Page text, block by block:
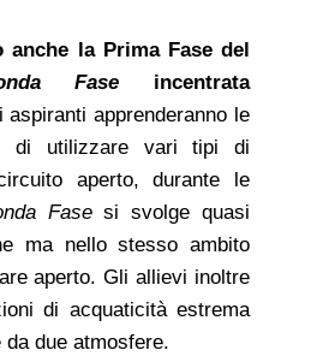
la Prima Fase del
Fase incentrata
apprenderanno le
di utilizzare vari tipi di
aperto, durante le
Fasesi svolge quasi
ma nello stesso ambito
aperto. Gli allievi inoltre
di acquaticità estrema
due atmosfere.